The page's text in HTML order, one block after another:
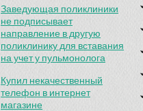
Заведующая поликлиники
не подписывает
направление в другую
поликлинику для вставания
на учет у пульмонолога
Купил некачественный
телефон в интернет
магазине